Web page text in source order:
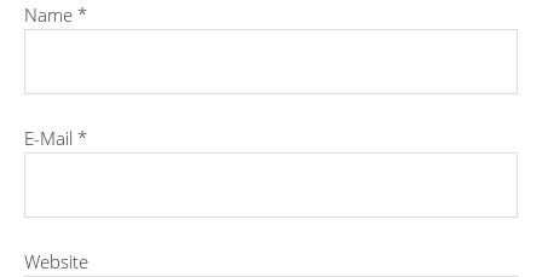
Name *
E-Mail *
Website